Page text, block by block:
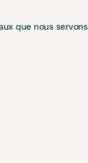
que nous servons